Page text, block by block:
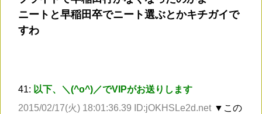
ニートと早稲田卒でニート選ぶとかキチガイで
すわ
41: 以下、＼(^o^)／でVIPがお送りします
2015/02/17(火) 18:01:36.39 ID:jOKHSLe2d.net ▼この